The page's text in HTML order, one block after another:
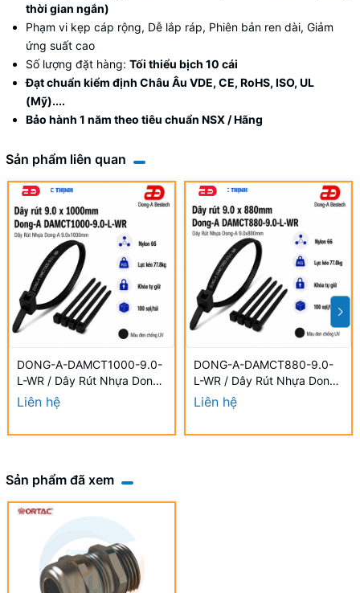
thời gian ngắn)
Phạm vi kẹp cáp rộng, Dễ lắp ráp, Phiên bản ren dài, Giảm
ứng suất cao
Số lượng đặt hàng: Tối thiểu bịch 10 cái
Đạt chuẩn kiểm định Châu Âu VDE, CE, RoHS, ISO, UL
(Mỹ)....
Bảo hành 1 năm theo tiêu chuẩn NSX / Hãng
Sản phẩm liên quan
DONG-A-DAMCT1000-9.0-
L-WR / Dây Rút Nhựa Dong-
A 9.0×1000mm Chống UV
Liên hệ
DONG-A-DAMCT880-9.0-
L-WR / Dây Rút Nhựa Dong-
A 9.0×880mm Chống UV
Liên hệ
Sản phẩm đã xem